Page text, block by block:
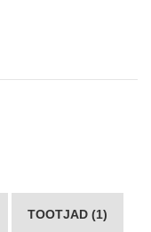
TOOTJAD (1)